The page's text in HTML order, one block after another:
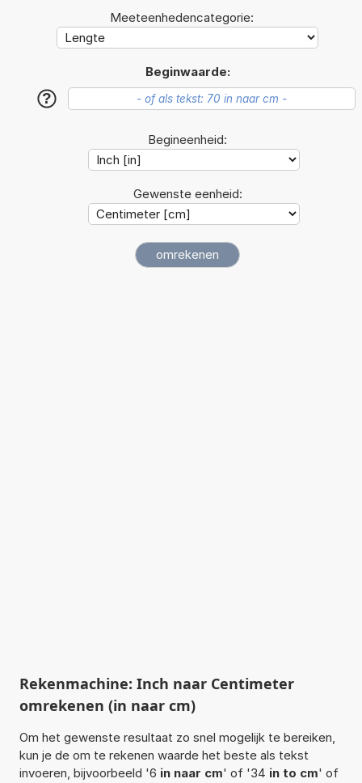
Meeteenhedencategorie:
Beginwaarde:
?
Begineenheid:
Gewenste eenheid:
Rekenmachine: Inch naar Centimeter
omrekenen (in naar cm)
Om het gewenste resultaat zo snel mogelijk te bereiken,
kun je de om te rekenen waarde het beste als tekst
invoeren, bijvoorbeeld '6 in naar cm' of '34 in to cm' of